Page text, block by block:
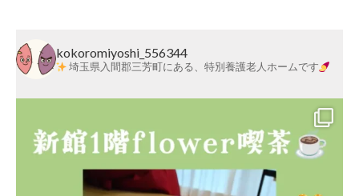
莱
会
kokoromiyoshi_556344
埼玉県入間郡三芳町にある、特別養護老人ホームです